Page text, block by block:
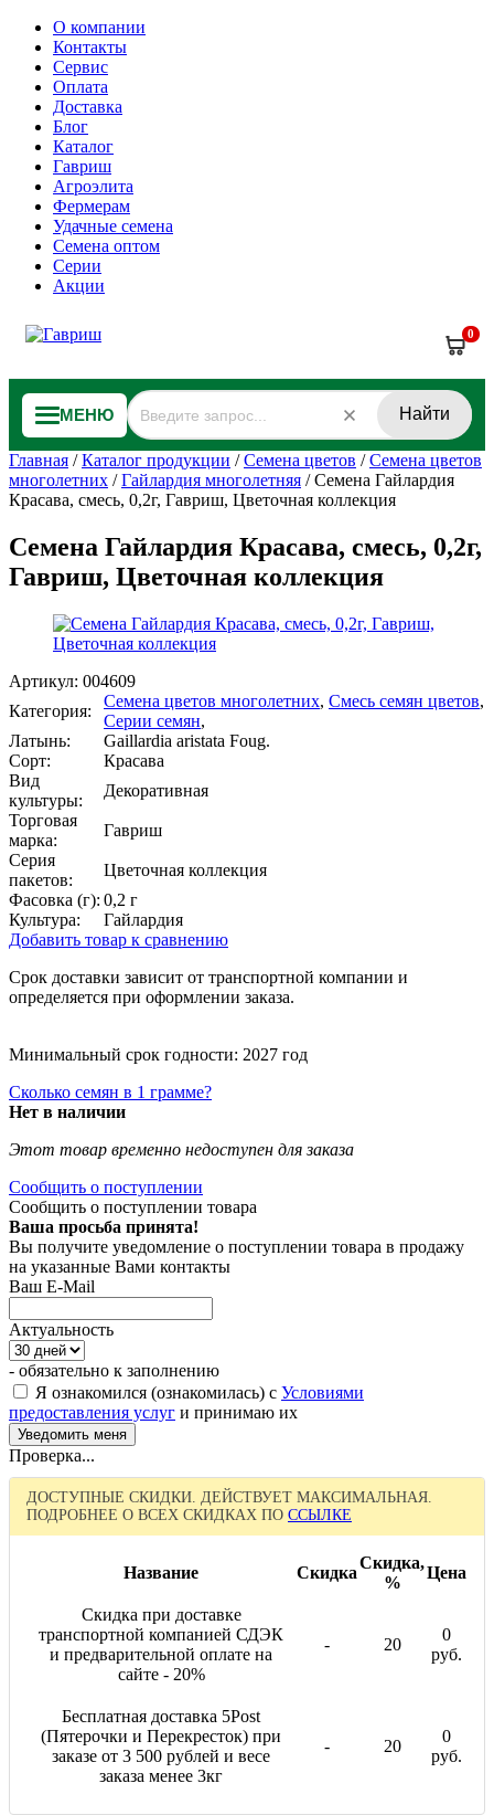
О компании
Контакты
Сервис
Оплата
Доставка
Блог
Каталог
Гавриш
Агроэлита
Фермерам
Удачные семена
Семена оптом
Серии
Акции
0
МЕНЮ Найти
Главная /Каталог продукции /Семена цветов /Семена цветов
многолетних /Гайлардия многолетняя /Семена Гайлардия
Красава, смесь, 0,2г, Гавриш, Цветочная коллекция
Семена Гайлардия Красава, смесь, 0,2г,
Гавриш, Цветочная коллекция
Артикул: 004609
Категория:
Семена цветов многолетних, Смесь семян цветов,
Серии семян,
Латынь:
Gaillardia aristata Foug.
Сорт:
Красава
Вид
культуры:
Декоративная
Торговая
марка:
Гавриш
Серия
пакетов:
Цветочная коллекция
Фасовка (г): 0,2 г
Культура:
Гайлардия
Добавить товар к сравнению
Срок доставки зависит от транспортной компании и
определяется при оформлении заказа.
Минимальный срок годности: 2027 год
Сколько семян в 1 грамме?
Нет в наличии
Этот товар временно недоступен для заказа
Сообщить о поступлении
Сообщить о поступлении товара
Ваша просьба принята!
Вы получите уведомление о поступлении товара в продажу
на указанные Вами контакты
Ваш E-Mail
Актуальность
- обязательно к заполнению
Я ознакомился (ознакомилась) с Условиями
предоставления услуг и принимаю их
Проверка...
ДОСТУПНЫЕ СКИДКИ. ДЕЙСТВУЕТ МАКСИМАЛЬНАЯ.
ПОДРОБНЕЕ О ВСЕХ СКИДКАХ ПО ССЫЛКЕ
Название Скидка
Скидка,
%
Цена
Скидка при доставке
транспортной компанией СДЭК
и предварительной оплате на
сайте - 20%
- 20
0
руб.
Бесплатная доставка 5Post
(Пятерочки и Перекресток) при
заказе от 3 500 рублей и весе
заказа менее 3кг
- 20
0
руб.